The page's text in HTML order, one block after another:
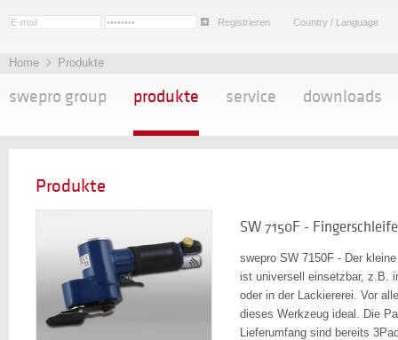
Registrieren Country / Language
Home Produkte
swepro group produkte service downloads
Produkte
SW 7150F -
swepro SW 7150F - Der
ist universell einsetzbar, z.B.
oder in der Lackiererei. Vor
dieses Werkzeug ideal. Die
Lieferumfang sind bereits